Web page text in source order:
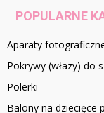
POPULARNE
Aparaty
Pokrywy (włazy) do
Polerki
Balony na dziecięce